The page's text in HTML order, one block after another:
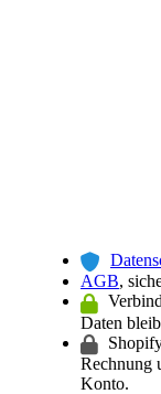
AGB,
Daten
Rechnung
Konto.